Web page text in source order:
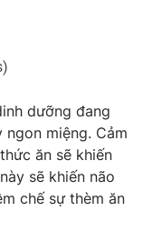
dưỡng đang
miệng. Cảm
ăn sẽ khiến
sẽ khiến não
chế sự thèm ăn